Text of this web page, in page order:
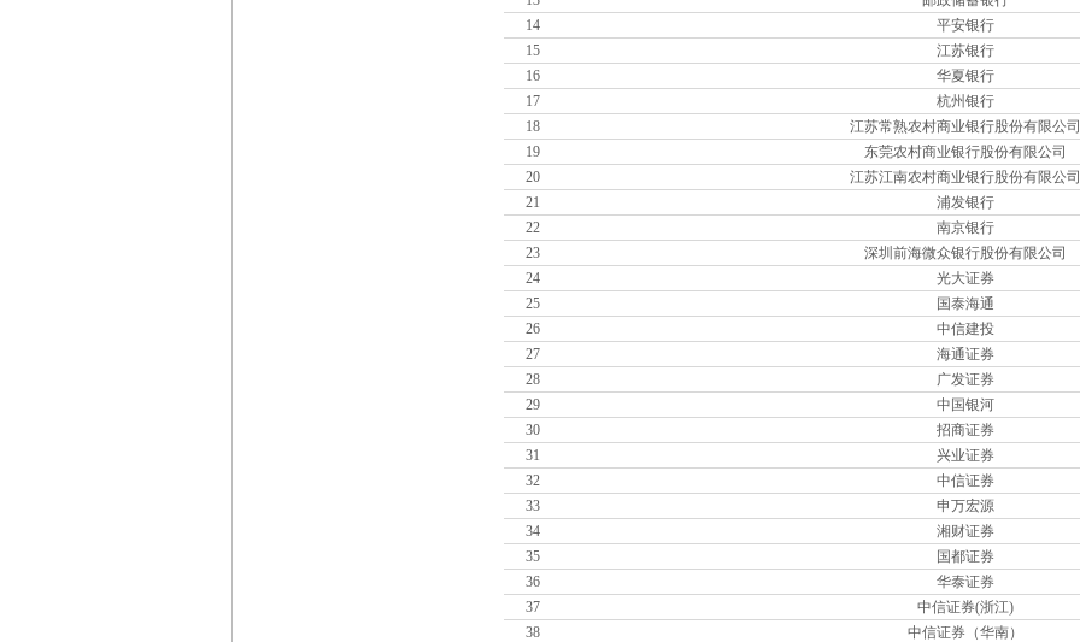
14
平安银行
15
江苏银行
16
华夏银行
17
杭州银行
18
江苏常熟农村商业银行股份有限公司
19
东莞农村商业银行股份有限公司
20
江苏江南农村商业银行股份有限公司
21
浦发银行
22
南京银行
23
深圳前海微众银行股份有限公司
24
光大证券
25
国泰海通
26
中信建投
27
海通证券
28
广发证券
29
中国银河
30
招商证券
31
兴业证券
32
中信证券
33
申万宏源
34
湘财证券
35
国都证券
36
华泰证券
37
中信证券(浙江)
38
中信证券（华南）